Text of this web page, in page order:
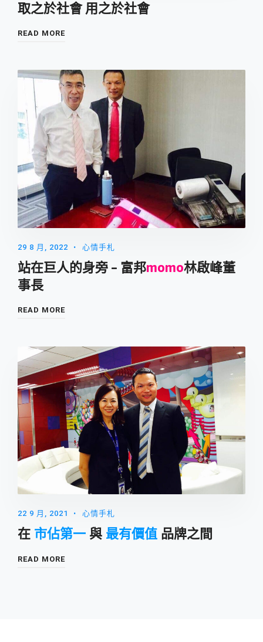
取之於社會 用之於社會
READ MORE
29 8 月, 2022 心情手札
站在巨人的身旁 – 富邦momo林啟峰董
事長
READ MORE
22 9 月, 2021 心情手札
在 市佔第一 與 最有價值 品牌之間
READ MORE